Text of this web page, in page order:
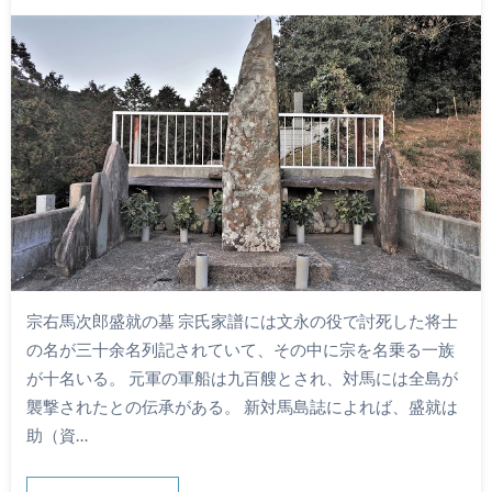
宗右馬次郎盛就の墓 宗氏家譜には文永の役で討死した将士
の名が三十余名列記されていて、その中に宗を名乗る一族
が十名いる。 元軍の軍船は九百艘とされ、対馬には全島が
襲撃されたとの伝承がある。 新対馬島誌によれば、盛就は
助（資…